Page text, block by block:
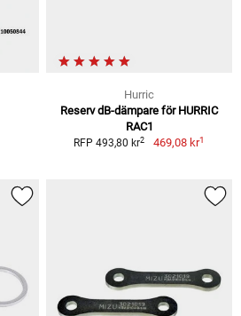
Hurric
Reserv dB-dämpare för HURRIC
RAC1
RFP 493,80 kr2 469,08 kr1